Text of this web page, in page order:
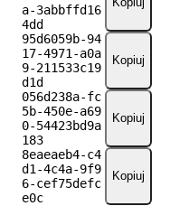
a-3abbffd16
4dd
95d6059b-94
17-4971-a0a
9-211533c19
d1d
Kopiuj
056d238a-fc
5b-450e-a69
0-54423bd9a
183
Kopiuj
8eaeaeb4-c4
d1-4c4a-9f9
6-cef75defc
e0c
Kopiuj